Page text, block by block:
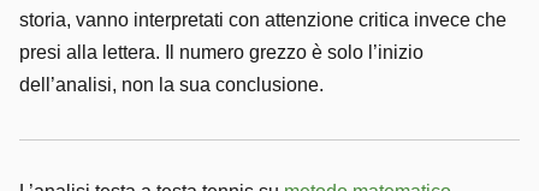
storia, vanno interpretati con attenzione critica invece che
presi alla lettera. Il numero grezzo è solo l’inizio
dell’analisi, non la sua conclusione.